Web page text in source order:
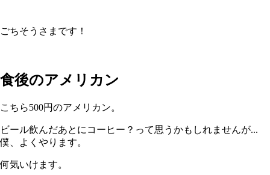
ごちそうさまです！
食後のアメリカン
こちら500円のアメリカン。
ビール飲んだあとにコーヒー？って思うかもしれませんが...
僕、よくやります。
何気いけます。